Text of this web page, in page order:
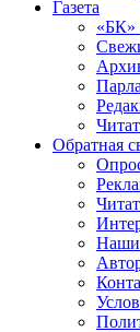
Газета
«БК»
Обратная
Наши